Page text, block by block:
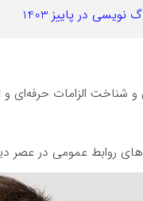
در پاییز 1403
شناخت الزامات حرفه‌ای و
روابط عمومی در عصر